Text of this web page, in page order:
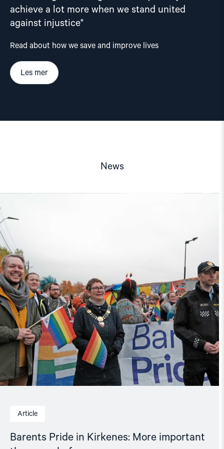
achieve a lot more when we stand united
against injustice"
Read about how we save and improve lives
Les mer
News
Article
Barents Pride in Kirkenes: More important
before"